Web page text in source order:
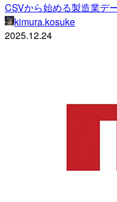
CSVから始める製造業デ
kimura.kosuke
2025.12.24